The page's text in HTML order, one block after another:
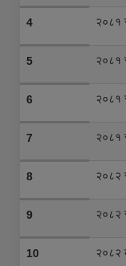
4 २०८१
5 २०८१
6 २०८१
7 २०८१
8 २०८२
9 २०८२
10 २०८२